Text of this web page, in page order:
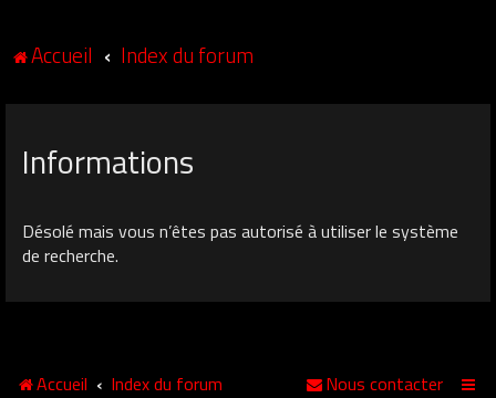
Accueil Index du forum
Informations
Désolé mais vous n’êtes pas autorisé à utiliser le système
de recherche.
Accueil Index du forum Nous contacter